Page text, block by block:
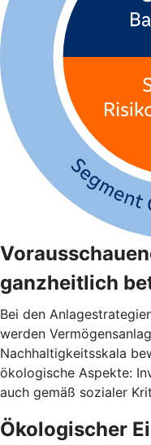
ganzheitlich
Bei den
werden
Nachhaltigkeitsskala
ökologische Aspekte:
auch gemäß sozialer
Ökologischer